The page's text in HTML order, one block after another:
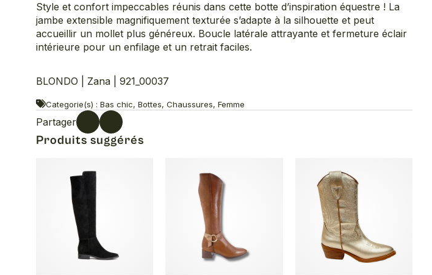
Style et confort impeccables réunis dans cette botte d’inspiration équestre ! La
jambe extensible magnifiquement texturée s’adapte à la silhouette et peut
accueillir un mollet plus généreux. Boucle latérale attrayante et fermeture éclair
intérieure pour un enfilage et un retrait faciles.
BLONDO | Zana | 921_00037
Categorie(s) : Bas chic, Bottes, Chaussures, Femme
Partager
Produits suggérés